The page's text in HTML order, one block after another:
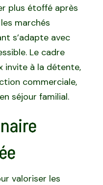
plus étoffé après
marchés
s’adapte avec
Le cadre
invite à la détente,
commerciale,
séjour familial.
valoriser les